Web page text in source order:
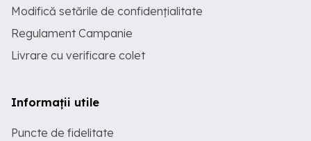
Modifică setările de confidențialitate
Regulament Campanie
Livrare cu verificare colet
Informații utile
Puncte de fidelitate